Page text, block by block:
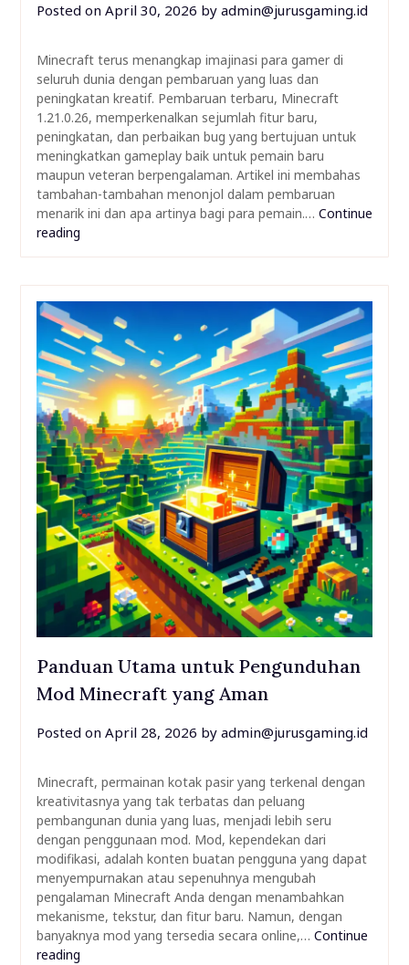
Posted on April 30, 2026 by admin@jurusgaming.id
Minecraft terus menangkap imajinasi para gamer di
seluruh dunia dengan pembaruan yang luas dan
peningkatan kreatif. Pembaruan terbaru, Minecraft
1.21.0.26, memperkenalkan sejumlah fitur baru,
peningkatan, dan perbaikan bug yang bertujuan untuk
meningkatkan gameplay baik untuk pemain baru
maupun veteran berpengalaman. Artikel ini membahas
tambahan-tambahan menonjol dalam pembaruan
menarik ini dan apa artinya bagi para pemain.… Continue
reading
Panduan Utama untuk Pengunduhan
Mod Minecraft yang Aman
Posted on April 28, 2026 by admin@jurusgaming.id
Minecraft, permainan kotak pasir yang terkenal dengan
kreativitasnya yang tak terbatas dan peluang
pembangunan dunia yang luas, menjadi lebih seru
dengan penggunaan mod. Mod, kependekan dari
modifikasi, adalah konten buatan pengguna yang dapat
menyempurnakan atau sepenuhnya mengubah
pengalaman Minecraft Anda dengan menambahkan
mekanisme, tekstur, dan fitur baru. Namun, dengan
banyaknya mod yang tersedia secara online,… Continue
reading